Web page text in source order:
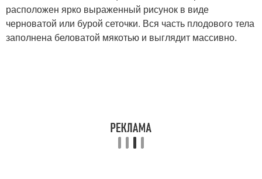
расположен ярко выраженный рисунок в виде
черноватой или бурой сеточки. Вся часть плодового тела
заполнена беловатой мякотью и выглядит массивно.